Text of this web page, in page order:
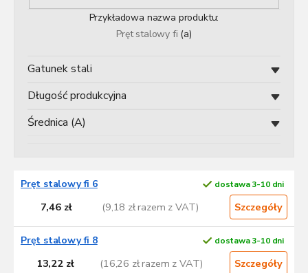
Przykładowa nazwa produktu:
Pręt stalowy fi (a)
Długość produkcyjna
Gatunek stali
Średnica (A)
t
Pręt stalowy fi 6 dostawa 3-10 dni
7,46 zł (9,18 zł razem z VAT) Szczegóły
Pręt stalowy fi 8 dostawa 3-10 dni
13,22 zł (16,26 zł razem z VAT) Szczegóły